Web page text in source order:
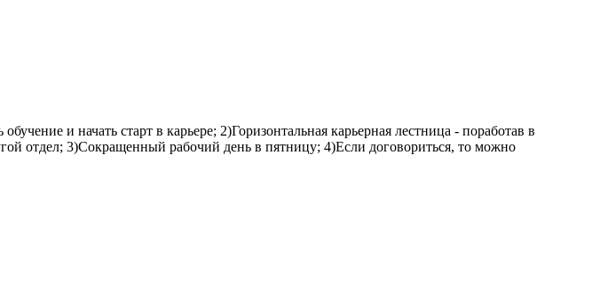
и начать старт в карьере; 2)Горизонтальная карьерная лестница - поработав в
отдел; 3)Сокращенный рабочий день в пятницу; 4)Если договориться, то можно